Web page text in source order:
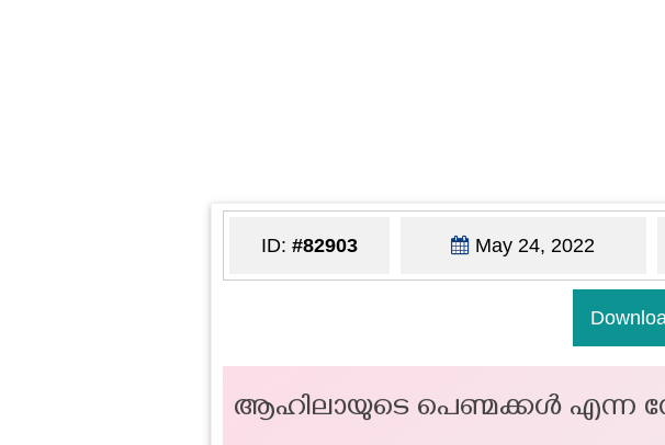
ID: #82903 May 24, 2022
ആഹിലായുടെ പെണ്മക്കള്‍ എന്ന